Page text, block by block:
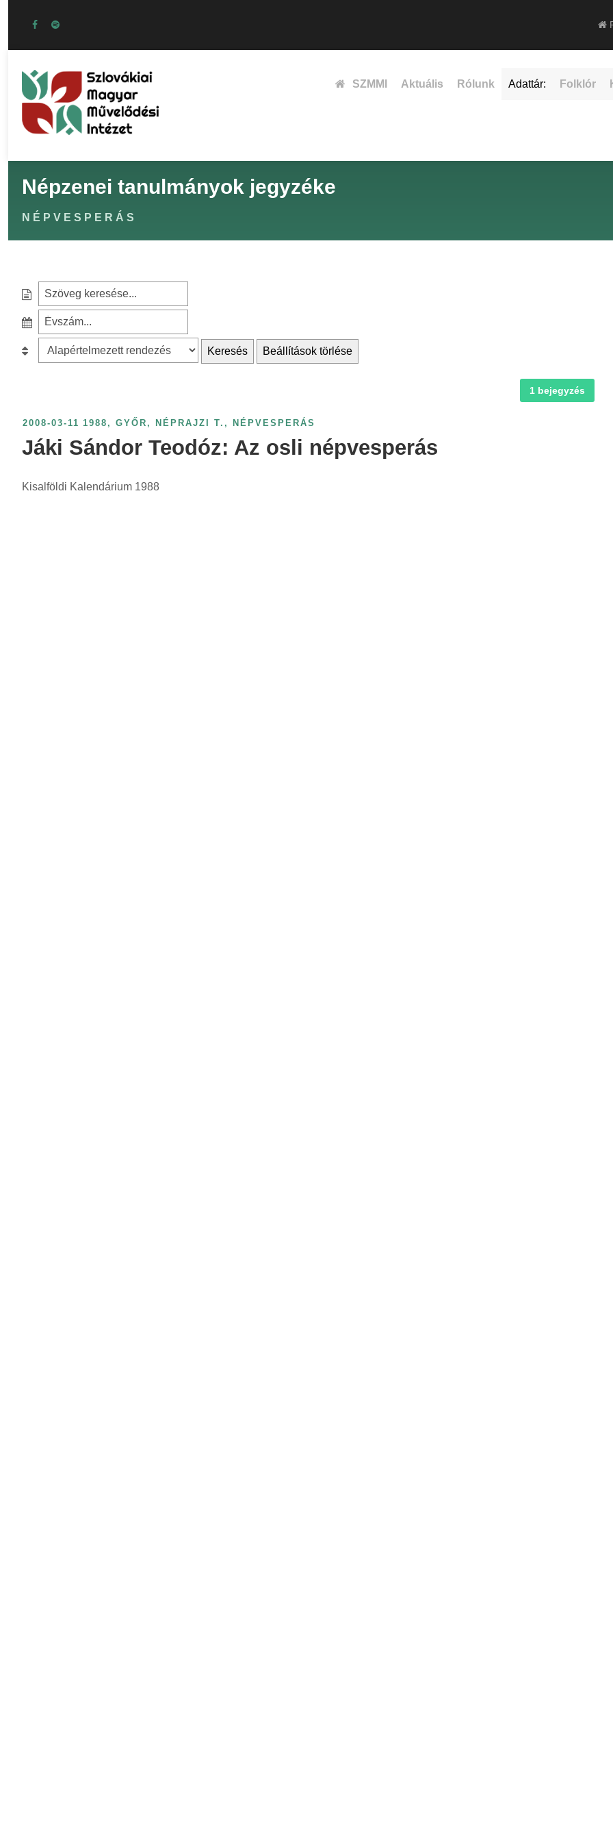
SZMMI Aktuális Rólunk Adattár: Folklór
Népzenei tanulmányok jegyzéke
NÉPVESPERÁS
e
c
o
r
:
z
é
v
z
e
r
o
l
s
Keresés Beállítások törlése
1 bejegyzés
2008-03-11 1988 , GYŐR , NÉPRAJZI T. , NÉPVESPERÁS
Jáki Sándor Teodóz: Az osli népvesperás
Kisalföldi Kalendárium 1988